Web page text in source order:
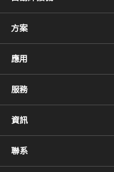
方案
應用
服務
資訊
聯系